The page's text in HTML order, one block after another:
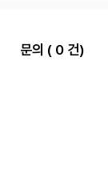
문의 ( 0 건)